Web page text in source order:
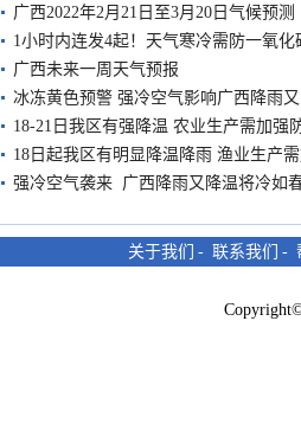
广西2022年2月21日至3月20日气候预测
1小时内连发4起！天气寒冷需防一氧化
广西未来一周天气预报
冰冻黄色预警 强冷空气影响广西降雨
18-21日我区有强降温 农业生产需加强
18日起我区有明显降温降雨 渔业生产
强冷空气袭来 广西降雨又降温将冷如
关于我们 - 联系我们 -